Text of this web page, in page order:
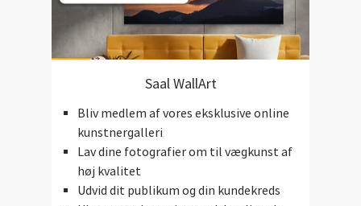
Saal WallArt
Bliv medlem af vores eksklusive online
kunstnergalleri
Lav dine fotografier om til vægkunst af
høj kvalitet
Udvid dit publikum og din kundekreds